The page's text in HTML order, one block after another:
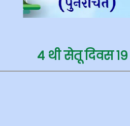
४ थी सेतू दिवस १९